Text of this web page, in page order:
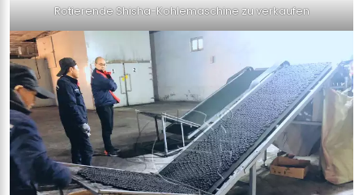
Rotierende Shisha-Kohlemaschine zu verkaufen